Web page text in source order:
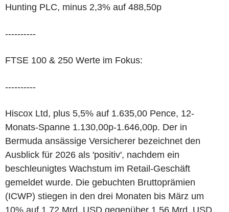
Hunting PLC, minus 2,3% auf 488,50p
----------
FTSE 100 & 250 Werte im Fokus:
----------
Hiscox Ltd, plus 5,5% auf 1.635,00 Pence, 12-
Monats-Spanne 1.130,00p-1.646,00p. Der in
Bermuda ansässige Versicherer bezeichnet den
Ausblick für 2026 als 'positiv', nachdem ein
beschleunigtes Wachstum im Retail-Geschäft
gemeldet wurde. Die gebuchten Bruttoprämien
(ICWP) stiegen in den drei Monaten bis März um
10% auf 1,72 Mrd. USD gegenüber 1,56 Mrd. USD